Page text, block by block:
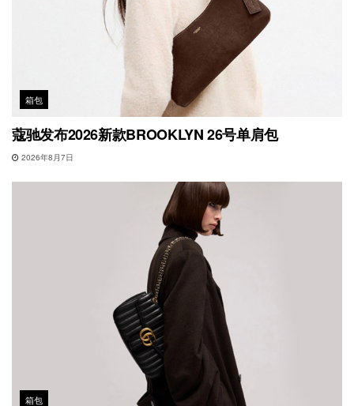
箱包
蔻驰发布2026新款BROOKLYN 26号单肩包
2026年8月7日
箱包